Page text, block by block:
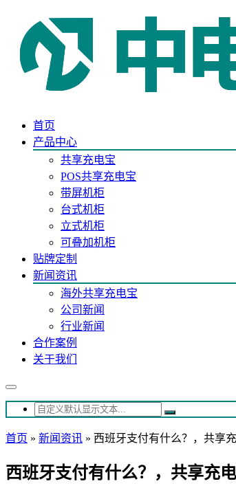
首页
产品中心
共享充电宝
POS共享充电宝
带屏机柜
台式机柜
立式机柜
可叠加机柜
贴牌定制
新闻资讯
海外共享充电宝
公司新闻
行业新闻
合作案例
关于我们
首页 » 新闻资讯 » 西班牙支付有什么？，共享
西班牙支付有什么？，共享充